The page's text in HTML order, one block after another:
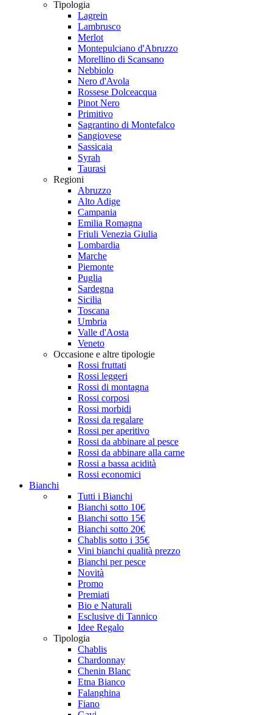
Tipologia
Lagrein
Lambrusco
Merlot
Montepulciano d'Abruzzo
Morellino di Scansano
Nebbiolo
Nero d'Avola
Rossese Dolceacqua
Pinot Nero
Primitivo
Sagrantino di Montefalco
Sangiovese
Sassicaia
Syrah
Taurasi
Regioni
Abruzzo
Alto Adige
Campania
Emilia Romagna
Friuli Venezia Giulia
Lombardia
Marche
Piemonte
Puglia
Sardegna
Sicilia
Toscana
Umbria
Valle d'Aosta
Veneto
Occasione e altre tipologie
Rossi fruttati
Rossi leggeri
Rossi di montagna
Rossi corposi
Rossi morbidi
Rossi da regalare
Rossi per aperitivo
Rossi da abbinare al pesce
Rossi da abbinare alla carne
Rossi a bassa acidità
Rossi economici
Bianchi
Tutti i Bianchi
Bianchi sotto 10€
Bianchi sotto 15€
Bianchi sotto 20€
Chablis sotto i 35€
Vini bianchi qualità prezzo
Bianchi per pesce
Novità
Promo
Premiati
Bio e Naturali
Esclusive di Tannico
Idee Regalo
Tipologia
Chablis
Chardonnay
Chenin Blanc
Etna Bianco
Falanghina
Fiano